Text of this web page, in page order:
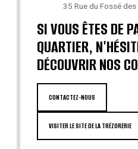
35 Rue du Fossé
SI VOUS ÊTES DE
QUARTIER,
DÉCOUVRIR NOS
CONTACTEZ-NOUS
VISITER LE SITE DE LA TRÉZORERIE